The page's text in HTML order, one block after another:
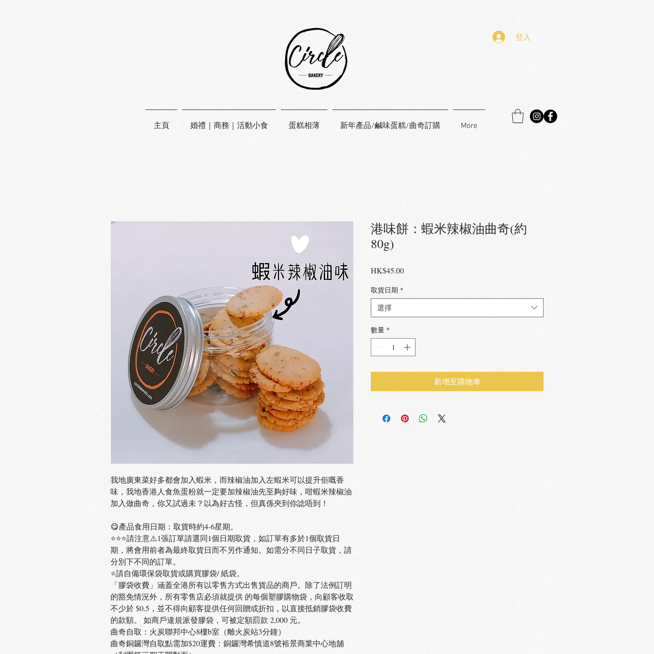
登入
主頁 婚禮｜商務｜活動小食 蛋糕相薄 新年產品/鹹味蛋糕/曲奇訂購 More
我地廣東菜好多都會加入蝦米，而辣椒油加入左蝦米可以提升佢嘅香
味，我地香港人食魚蛋粉就一定要加辣椒油先至夠好味，咁蝦米辣椒油
加入做曲奇，你又試過未？以為好古怪，但真係夾到你諗唔到！
😋產品食用日期：取貨時約4-6星期。
⭐️⭐️⭐️請注意⚠️1張訂單請選同1個日期取貨，如訂單有多於1個取貨日
期，將會用前者為最終取貨日而不另作通知。如需分不同日子取貨，請
分別下不同的訂單。
⭐️請自備環保袋取貨或購買膠袋/ 紙袋。
「膠袋收費」涵蓋全港所有以零售方式出售貨品的商戶。除了法例訂明
的豁免情況外，所有零售店必須就提供 的每個塑膠購物袋，向顧客收取
不少於 $0.5，並不得向顧客提供任何回贈或折扣，以直接抵銷膠袋收費
的款額。 如商戶違規派發膠袋，可被定額罰款 2,000 元。
曲奇自取：火炭聯邦中心8樓b室（離火炭站3分鐘）
曲奇銅鑼灣自取點需加$20運費：銅鑼灣希慎道8號裕景商業中心地舖
港味餅：蝦米辣椒油曲奇(約
80g)
HK$45.00價
取貨日期 *
選擇
數量 *
新增至購物車